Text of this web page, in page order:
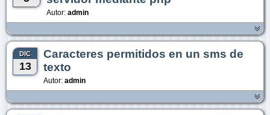
Autor: admin
DIC
13
Caracteres permitidos en un sms de
texto
Autor: admin